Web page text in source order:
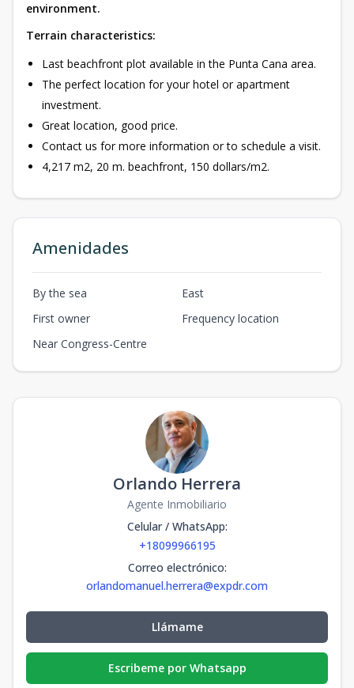
environment.
Terrain characteristics:
Last beachfront plot available in the Punta Cana area.
The perfect location for your hotel or apartment
investment.
Great location, good price.
Contact us for more information or to schedule a visit.
4,217 m2, 20 m. beachfront, 150 dollars/m2.
Amenidades
By the sea
East
First owner
Frequency location
Near Congress-Centre
Orlando Herrera
Agente Inmobiliario
Celular / WhatsApp:
+18099966195
Correo electrónico:
orlandomanuel.herrera@expdr.com
Llámame
Escribeme por Whatsapp